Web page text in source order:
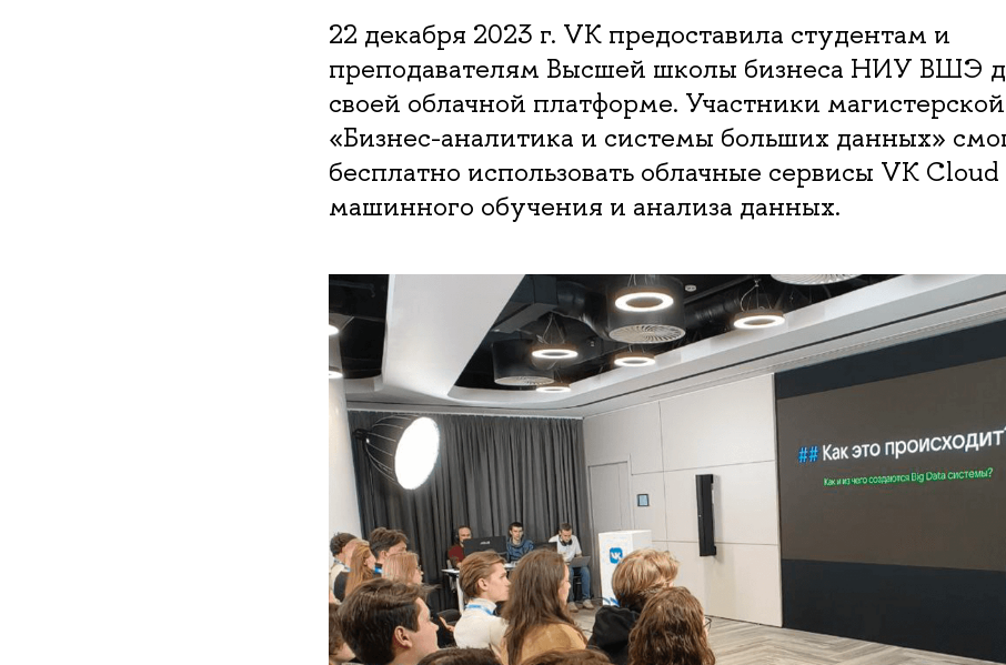
22 декабря 2023 г. VK предоставила студентам и
преподавателям Высшей школы бизнеса НИУ ВШЭ
своей облачной платформе. Участники
«Бизнес-аналитика и системы больших данных»
бесплатно использовать облачные сервисы VK Cloud
машинного обучения и анализа данных.